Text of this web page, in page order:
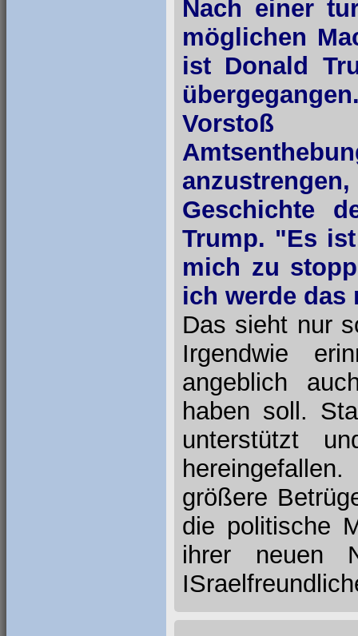
Nach einer
möglichen
ist Donald
Vorstoß
Geschichte
Trump. "Es
mich zu
ich werde das
Das sieht nur
Irgendwie
angeblich
haben soll.
unterstützt
größere
die politische
ihrer neuen